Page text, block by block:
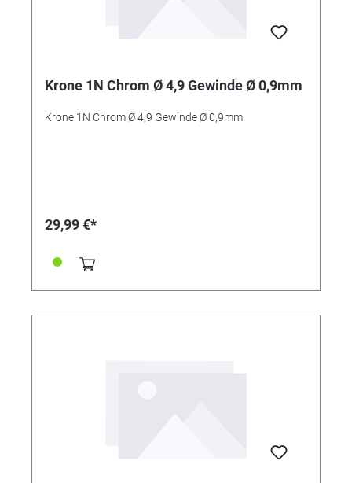
Krone 1N Chrom Ø 4,9 Gewinde Ø 0,9mm
Krone 1N Chrom Ø 4,9 Gewinde Ø 0,9mm
29,99 €*